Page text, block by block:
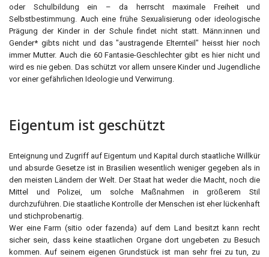
oder Schulbildung ein – da herrscht maximale Freiheit und
Selbstbestimmung. Auch eine frühe Sexualisierung oder ideologische
Prägung der Kinder in der Schule findet nicht statt. Männ:innen und
Gender* gibts nicht und das "austragende Elternteil" heisst hier noch
immer Mutter. Auch die 60 Fantasie-Geschlechter gibt es hier nicht und
wird es nie geben. Das schützt vor allem unsere Kinder und Jugendliche
vor einer gefährlichen Ideologie und Verwirrung.
Eigentum ist geschützt
Enteignung und Zugriff auf Eigentum und Kapital durch staatliche Willkür
und absurde Gesetze ist in Brasilien wesentlich weniger gegeben als in
den meisten Ländern der Welt. Der Staat hat weder die Macht, noch die
Mittel und Polizei, um solche Maßnahmen in größerem Stil
durchzuführen. Die staatliche Kontrolle der Menschen ist eher lückenhaft
und stichprobenartig.
Wer eine Farm (sitio oder fazenda) auf dem Land besitzt kann recht
sicher sein, dass keine staatlichen Organe dort ungebeten zu Besuch
kommen. Auf seinem eigenen Grundstück ist man sehr frei zu tun, zu